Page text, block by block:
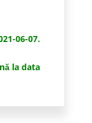
06-07.
la data